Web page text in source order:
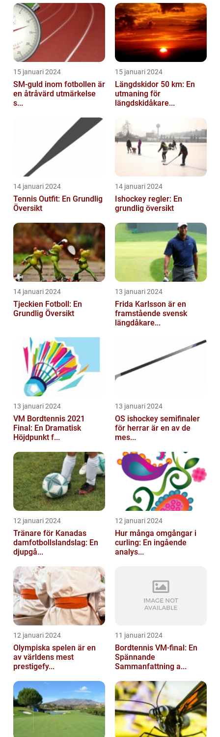
15 januari 2024
SM-guld inom fotbollen är
en åtråvärd utmärkelse
s...
15 januari 2024
Längdskidor 50 km: En
utmaning för
längdskidåkare...
14 januari 2024
Tennis Outfit: En Grundlig
Översikt
14 januari 2024
Ishockey regler: En
grundlig översikt
14 januari 2024
Tjeckien Fotboll: En
Grundlig Översikt
13 januari 2024
Frida Karlsson är en
framstående svensk
längdåkare...
13 januari 2024
VM Bordtennis 2021
Final: En Dramatisk
Höjdpunkt f...
13 januari 2024
OS ishockey semifinaler
för herrar är en av de
mes...
12 januari 2024
Tränare för Kanadas
damfotbollslandslag: En
djupgå...
12 januari 2024
Hur många omgångar i
curling: En ingående
analys...
12 januari 2024
Olympiska spelen är en
av världens mest
prestigefy...
11 januari 2024
Bordtennis VM-final: En
Spännande
Sammanfattning a...